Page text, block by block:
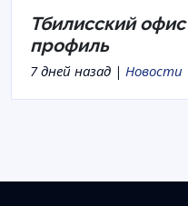
Тбилисский
профиль
7 дней назад | Новости